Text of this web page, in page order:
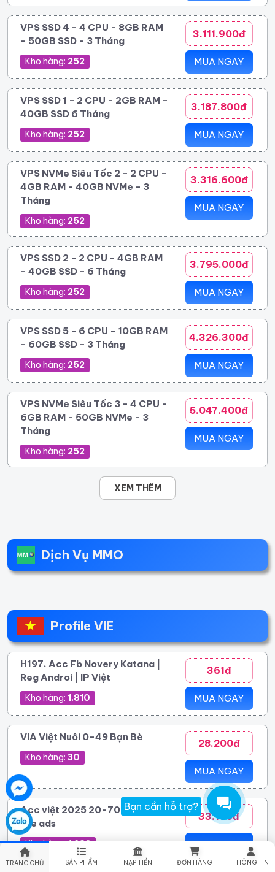
Bạn cần hỗ trợ?
TRANG CHỦ SẢN PHẨM NẠP TIỀN ĐƠN HÀNG THÔNG TIN
VPS SSD 4 - 4 CPU - 8GB RAM
- 50GB SSD - 3 Tháng
Kho hàng: 252
3.111.900đ
MUA NGAY
VPS SSD 1 - 2 CPU - 2GB RAM -
40GB SSD 6 Tháng
Kho hàng: 252
3.187.800đ
MUA NGAY
VPS NVMe Siêu Tốc 2 - 2 CPU -
4GB RAM - 40GB NVMe - 3
Tháng
Kho hàng: 252
3.316.600đ
MUA NGAY
VPS SSD 2 - 2 CPU - 4GB RAM
- 40GB SSD - 6 Tháng
Kho hàng: 252
3.795.000đ
MUA NGAY
VPS SSD 5 - 6 CPU - 10GB RAM
- 60GB SSD - 3 Tháng
Kho hàng: 252
4.326.300đ
MUA NGAY
VPS NVMe Siêu Tốc 3 - 4 CPU -
6GB RAM - 50GB NVMe - 3
Tháng
Kho hàng: 252
5.047.400đ
MUA NGAY
XEM THÊM
Dịch Vụ MMO
Profile VIE
H197. Acc Fb Novery Katana |
Reg Androi | IP Việt
Kho hàng: 1.810
361đ
MUA NGAY
VIA Việt Nuôi 0-49 Bạn Bè
Kho hàng: 30
28.200đ
MUA NGAY
Acc việt 2025 20-70 bạn bè
live ads
Kho hàng:1.283
33.100đ
MUA NGAY